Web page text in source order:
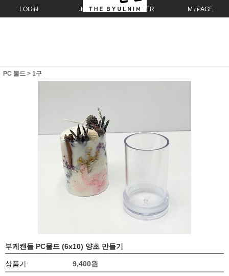
LOGIN JOIN ORDER MYPAGE
PC 몰드 > 1구
부케캔들 PC몰드 (6x10) 양초 만들기
상품가 9,400원